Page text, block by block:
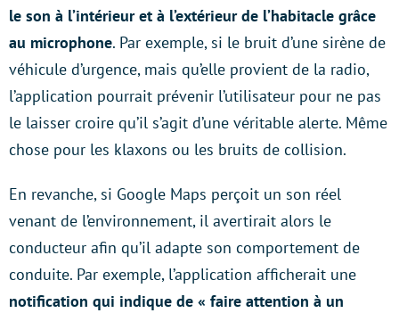
le son à l’intérieur et à l’extérieur de l’habitacle grâce
au microphone. Par exemple, si le bruit d’une sirène de
véhicule d’urgence, mais qu’elle provient de la radio,
l’application pourrait prévenir l’utilisateur pour ne pas
le laisser croire qu’il s’agit d’une véritable alerte. Même
chose pour les klaxons ou les bruits de collision.
En revanche, si Google Maps perçoit un son réel
venant de l’environnement, il avertirait alors le
conducteur afin qu’il adapte son comportement de
conduite. Par exemple, l’application afficherait une
notification qui indique de « faire attention à un